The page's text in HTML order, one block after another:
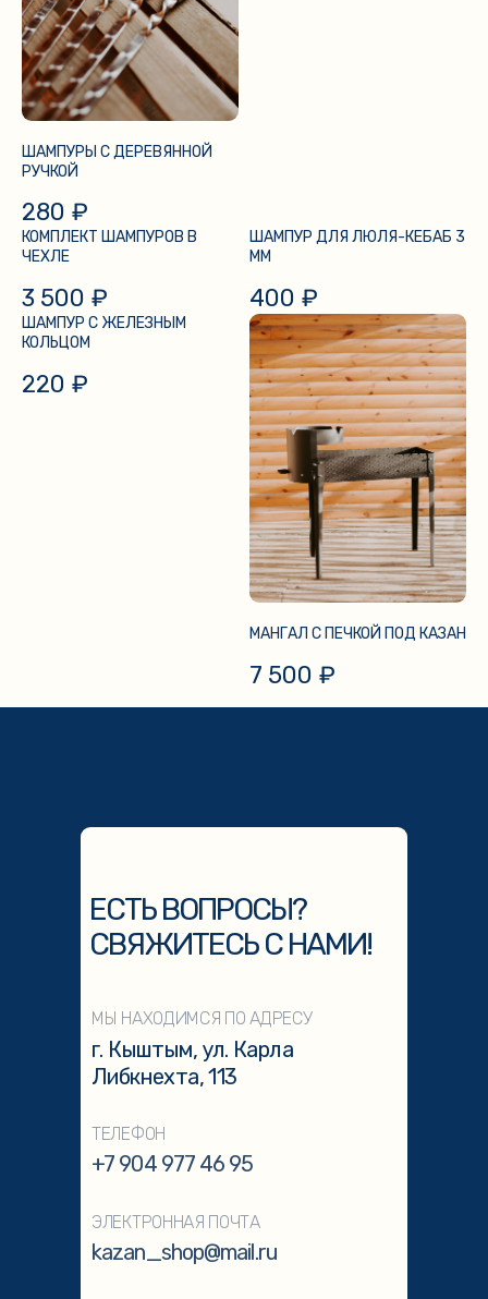
ШАМПУРЫ С ДЕРЕВЯННОЙ
РУЧКОЙ
280 ₽
КОМПЛЕКТ ШАМПУРОВ В
ЧЕХЛЕ
3 500 ₽
ШАМПУР ДЛЯ ЛЮЛЯ-КЕБАБ 3
ММ
400 ₽
ШАМПУР С ЖЕЛЕЗНЫМ
КОЛЬЦОМ
220 ₽
МАНГАЛ С ПЕЧКОЙ ПОД КАЗАН
7 500 ₽
г. Кыштым, ул. Карла
Либкнехта, 113
ЭЛЕКТРОННАЯ ПОЧТА
МЫ НАХОДИМСЯ ПО АДРЕСУ
ТЕЛЕФОН
+7 904 977 46 95
kazan_shop@mail.ru
ЕСТЬ ВОПРОСЫ?
СВЯЖИТЕСЬ С НАМИ!